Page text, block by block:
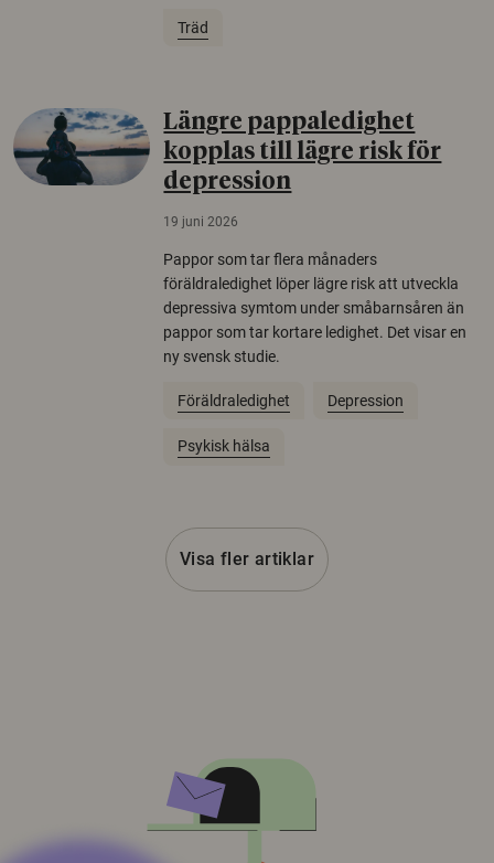
Träd
Längre pappaledighet
kopplas till lägre risk för
depression
19 juni 2026
Pappor som tar flera månaders
föräldraledighet löper lägre risk att utveckla
depressiva symtom under småbarnsåren än
pappor som tar kortare ledighet. Det visar en
ny svensk studie.
Föräldraledighet Depression
Psykisk hälsa
Visa fler artiklar